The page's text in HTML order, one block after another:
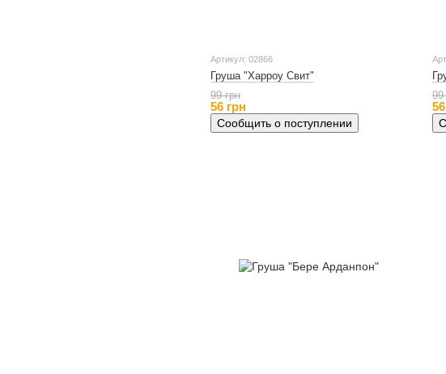
Артикул: 02866
Груша "Харроу Свит"
99 грн
56 грн
Сообщить о поступлении
99